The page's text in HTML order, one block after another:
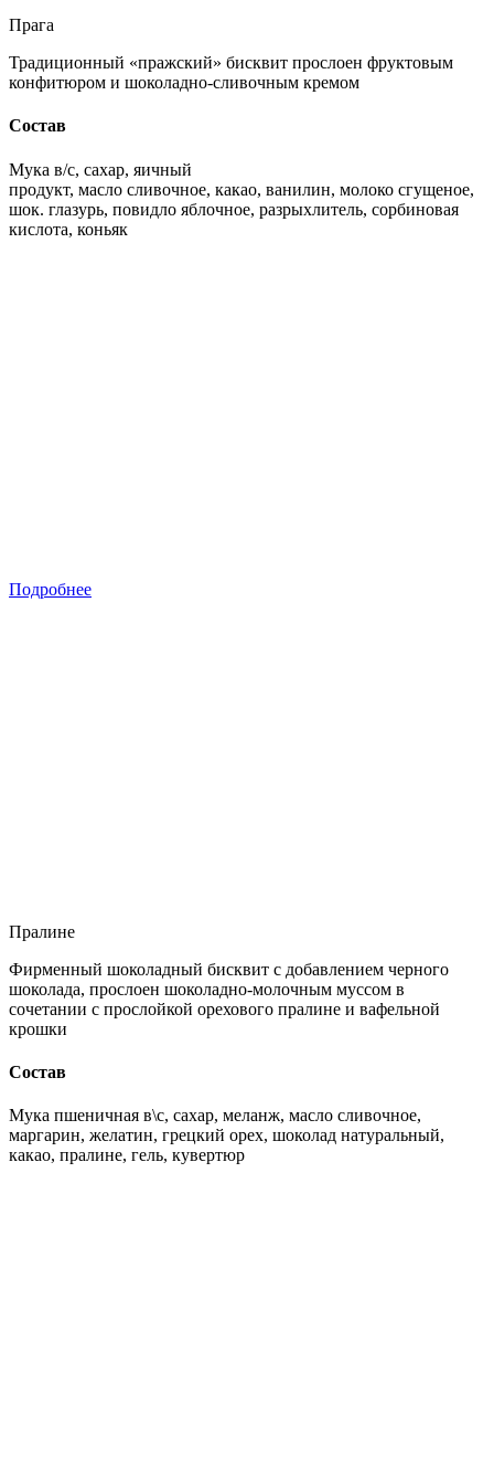
Прага
Традиционный «пражский» бисквит прослоен фруктовым
конфитюром и шоколадно-сливочным кремом
Состав
Мука в/с, сахар, яичный
продукт, масло сливочное, какао, ванилин, молоко сгущеное,
шок. глазурь, повидло яблочное, разрыхлитель, сорбиновая
кислота, коньяк
Подробнее
Пралине
Фирменный шоколадный бисквит с добавлением черного
шоколада, прослоен шоколадно-молочным муссом в
сочетании с прослойкой орехового пралине и вафельной
крошки
Состав
Мука пшеничная в\с, сахар, меланж, масло сливочное,
маргарин, желатин, грецкий орех, шоколад натуральный,
какао, пралине, гель, кувертюр